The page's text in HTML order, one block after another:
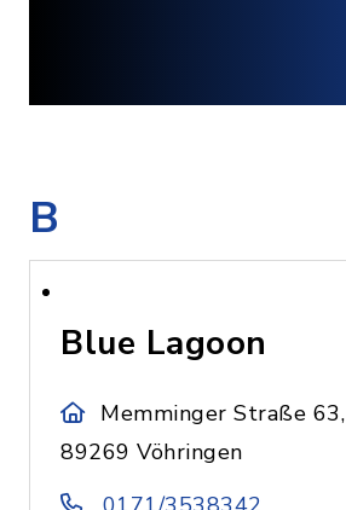
B
Blue Lagoon
Memminger Straße 63,
89269 Vöhringen